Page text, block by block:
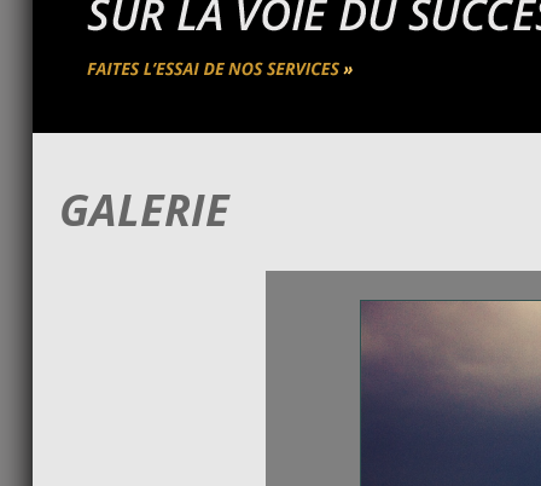
GALERIE